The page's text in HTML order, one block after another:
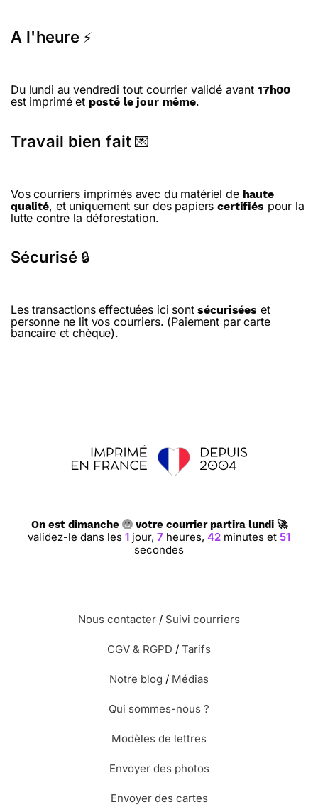
A l'heure ⚡
Du lundi au vendredi tout courrier validé avant 17h00
est imprimé et posté le jour même.
Travail bien fait 💌
Vos courriers imprimés avec du matériel de haute
qualité, et uniquement sur des papierscertifiés pour la
lutte contre la déforestation.
Sécurisé 🔒
Les transactions effectuées ici sontsécurisées et
personne ne lit vos courriers. (Paiement par carte
bancaire et chèque).
On est dimanche votre courrier partira lundi 🚀
validez-le dans les 1jour, 7heures, 42minutes et 50
secondes
Nous contacter / Suivi courriers
CGV & RGPD / Tarifs
Notre blog / Médias
Qui sommes-nous ?
Modèles de lettres
Envoyer des photos
Envoyer des cartes